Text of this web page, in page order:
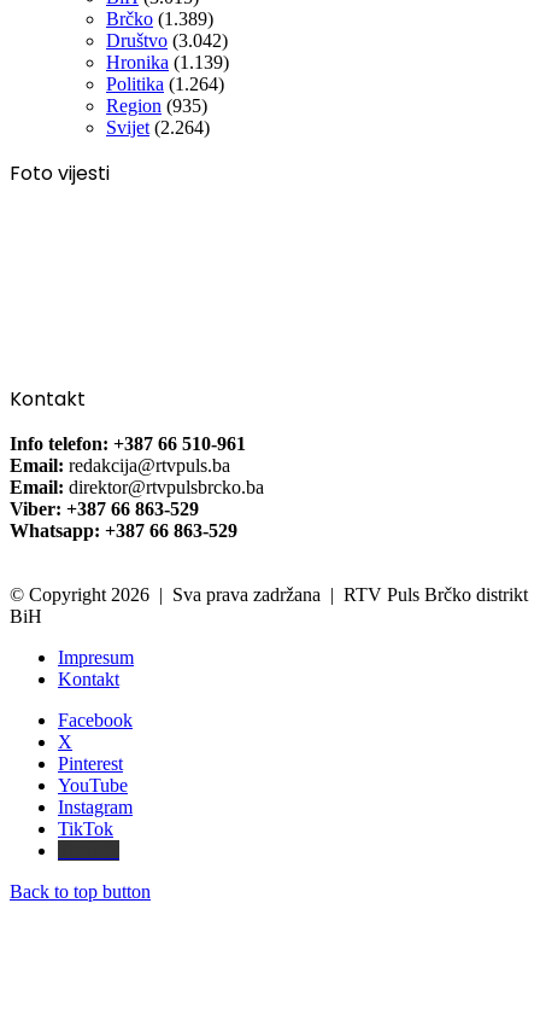
Brčko (1.389)
Društvo (3.042)
Hronika (1.139)
Politika (1.264)
Region (935)
Svijet (2.264)
Foto vijesti
Kontakt
Info telefon: +387 66 510-961
Email: redakcija@rtvpuls.ba
Email: direktor@rtvpulsbrcko.ba
Viber: +387 66 863-529
Whatsapp: +387 66 863-529
© Copyright 2026 | Sva prava zadržana | RTV Puls Brčko distrikt
BiH
Impresum
Kontakt
Facebook
X
Pinterest
YouTube
Instagram
TikTok
Back to top button